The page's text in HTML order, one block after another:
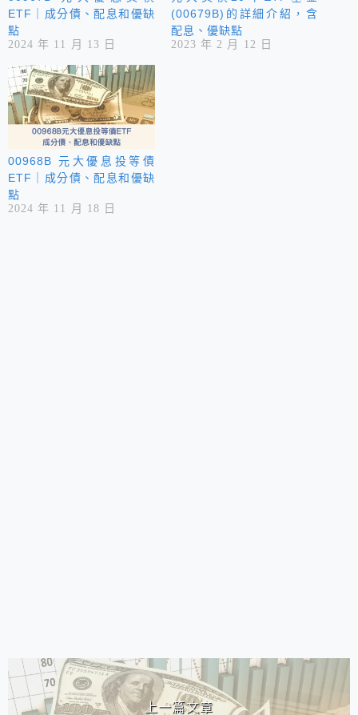
ETF｜成分債、配息和優缺
點
2024 年 11 月 13 日
(00679B)的詳細介紹，含
配息、優缺點
2023 年 2 月 12 日
00968B 元大優息投等債
ETF｜成分債、配息和優缺
點
2024 年 11 月 18 日
相連文章
上一篇文章